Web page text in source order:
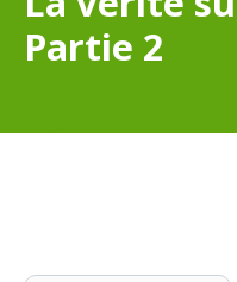
Partie 2